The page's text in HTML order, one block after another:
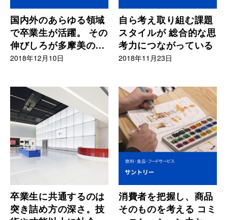
国内外のあらゆる領域
で卒業生が活躍。 その
伸びしろが多摩美の特
徴
2018年12月10日
自ら考え取り組む課題
スタイルが 総合的な思
考力につながっている
2018年11月23日
卒業生に共通するのは
突き詰め方の深さ。技
消費者を把握し、商品
そのものを考える コミ